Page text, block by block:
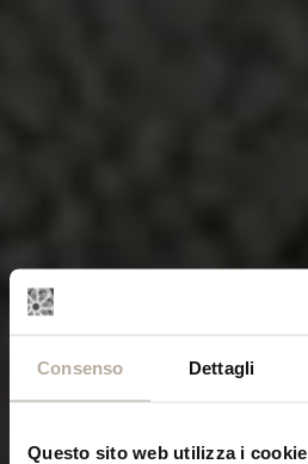
Consenso Dettagli
Questo sito web utilizza i cookie